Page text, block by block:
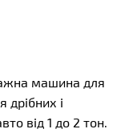
машина для
дрібних і
від 1 до 2 тон.